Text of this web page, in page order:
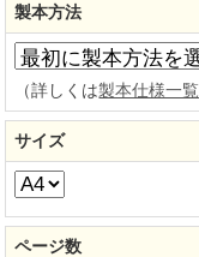
製本方法
（詳しくは製本仕様一覧
サイズ
ページ数